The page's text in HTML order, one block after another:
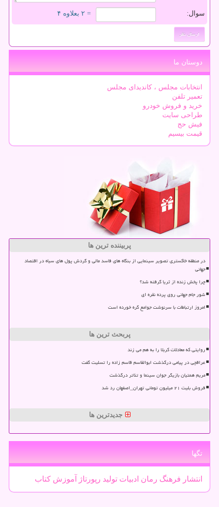
سوال: = ۲ بعلاوه ۴
دوستان ما
انتخابات مجلس ، کاندیدای مجلس
تعمیر تلفن
خرید و فروش خودرو
طراحی سایت
فیش حج
قیمت بیسیم
پربیننده ترین ها
در منطقه خاکستری تصویر سینمایی از بنگاه های فاسد مالی و گردش پول های سیاه در اقتصاد
جهانی
چرا پخش زنده از ثریا گرفته شد؟
شور جام جهانی روی پرده نقره ای
امروز ارتباطات با سرنوشت جوامع گره خورده است
پربحث ترین ها
روایتی که معادلات کربلا را به هم می زند
عراقچی در پیامی درگذشت ابوالقاسم قاسم زاده را تسلیت گفت
مریم همتیان بازیگر جوان سینما و تئاتر درگذشت
فروش بلیت ۲۱ میلیون تومانی تهران_اصفهان رد شد
جدیدترین ها
تگها
انتشار فرهنگ رمان ادبیات تولید رپورتاژ آموزش كتاب